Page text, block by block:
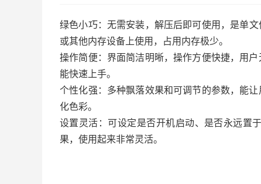
绿色小巧：无需安装，解压后即可使用，是单
或其他内存设备上使用，占用内存极少。
操作简便：界面简洁明晰，操作方便快捷，用
能快速上手。
个性化强：多种飘落效果和可调节的参数，能
化色彩。
设置灵活：可设定是否开机启动、是否永远置
果，使用起来非常灵活。